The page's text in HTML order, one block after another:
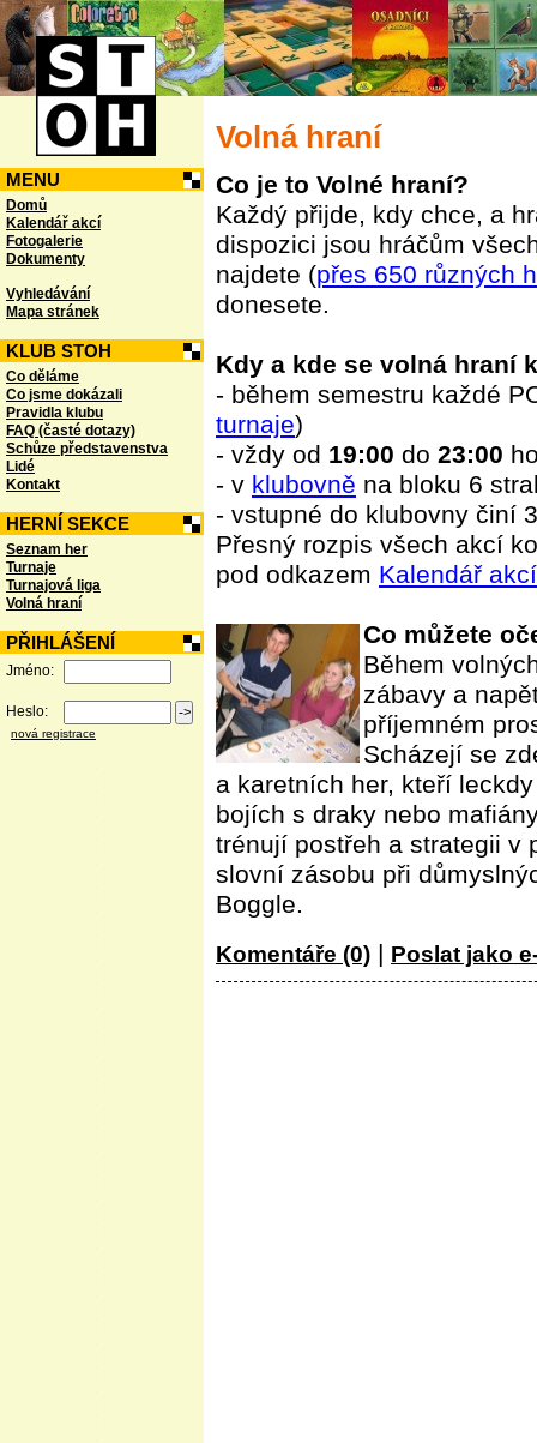
MENU
Domů
Kalendář akcí
Fotogalerie
Dokumenty
Vyhledávání
Mapa stránek
KLUB STOH
Co děláme
Co jsme dokázali
Pravidla klubu
FAQ (časté dotazy)
Schůze představenstva
Lidé
Kontakt
HERNÍ SEKCE
Seznam her
Turnaje
Turnajová liga
Volná hraní
PŘIHLÁŠENÍ
Jméno:
Heslo:
nová registrace
Volná hraní
Co je to Volné hraní?
Každý přijde, kdy chce, a
dispozici jsou hráčům
najdete (přes 650 různých
donesete.
Kdy a kde se volná hraní
- během semestru každé
turnaje)
- vždy od 19:00 do 23:00
- v klubovně na bloku 6
- vstupné do klubovny činí
Přesný rozpis všech akcí
pod odkazem Kalendář akcí
Co můžete
Během
zábavy a
příjemném
Scházejí se
a karetních her, kteří
bojích s draky nebo
trénují postřeh a strategii v
slovní zásobu při
Boggle.
Komentáře (0) | Poslat jako